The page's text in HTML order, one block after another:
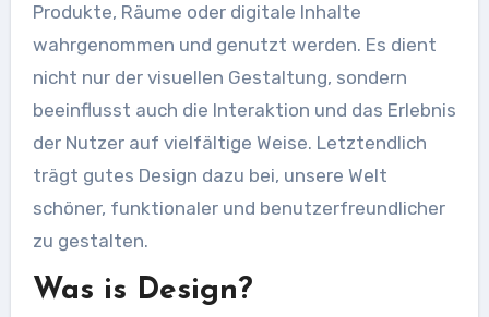
Produkte, Räume oder digitale Inhalte
wahrgenommen und genutzt werden. Es dient
nicht nur der visuellen Gestaltung, sondern
beeinflusst auch die Interaktion und das Erlebnis
der Nutzer auf vielfältige Weise. Letztendlich
trägt gutes Design dazu bei, unsere Welt
schöner, funktionaler und benutzerfreundlicher
zu gestalten.
Was is Design?